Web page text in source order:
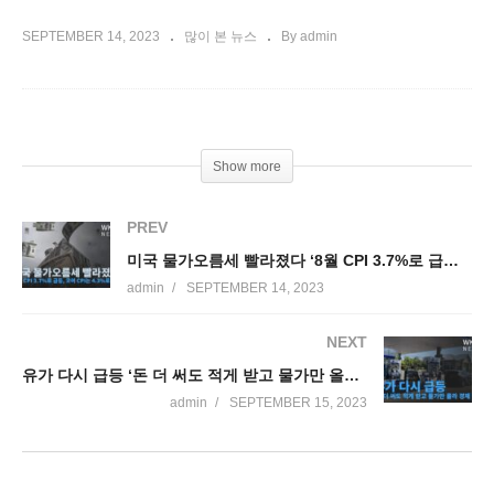
SEPTEMBER 14, 2023 많이 본 뉴스 By admin
Show more
PREV
미국 물가오름세 빨라졌다 ‘8월 CPI 3.7%로 급등, 코어 CPI는 4.3%로 진정’
admin SEPTEMBER 14, 2023
NEXT
유가 다시 급등 ‘돈 더 써도 적게 받고 물가만 올라 경제 타격’
admin SEPTEMBER 15, 2023